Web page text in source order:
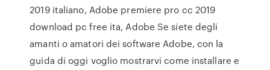
2019 italiano, Adobe premiere pro cc 2019
download pc free ita, Adobe Se siete degli
amanti o amatori dei software Adobe, con la
guida di oggi voglio mostrarvi come installare e